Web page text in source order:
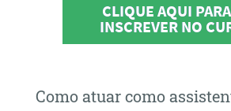
CLIQUE AQUI
INSCREVER NO
Como atuar como